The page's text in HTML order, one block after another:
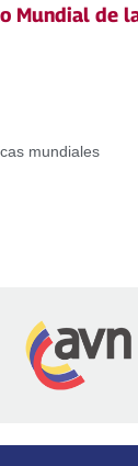
Mundial de
mundiales